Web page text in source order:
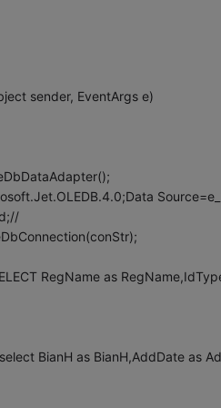
sender, EventArgs e)
RegName as
BianH as BianH,AddDate as